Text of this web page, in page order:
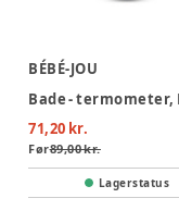
BÉBÉ-JOU
71,20 kr.
Før89,00 kr.
Lagerstatus